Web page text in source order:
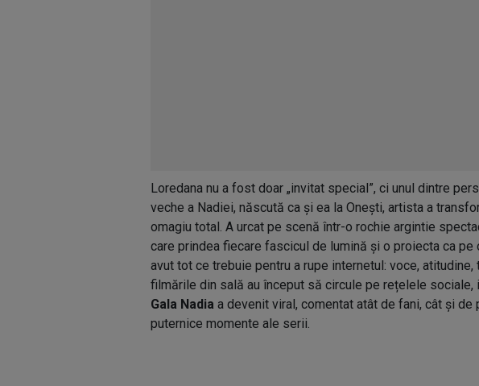
Loredana nu a fost doar „invitat special”, ci unul dintre
veche a Nadiei, născută ca și ea la Onești, artista a
omagiu total. A urcat pe scenă într-o rochie argintie
care prindea fiecare fascicul de lumină și o proiecta ca
avut tot ce trebuie pentru a rupe internetul: voce,
filmările din sală au început să circule pe rețelele sociale,
Gala Nadia a devenit viral, comentat atât de fani, cât și de
puternice momente ale serii.